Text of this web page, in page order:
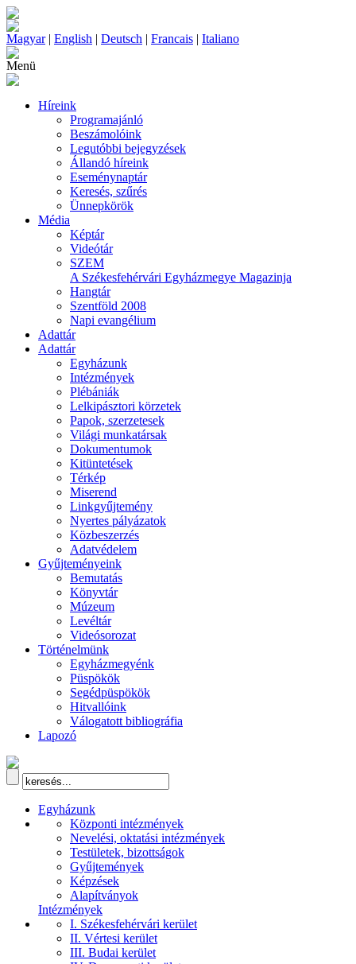
Magyar| English | Deutsch | Francais | Italiano
Menü
Híreink
Programajánló
Beszámolóink
Legutóbbi bejegyzések
Állandó híreink
Eseménynaptár
Keresés, szűrés
Ünnepkörök
Média
Képtár
Videótár
SZEM
A Székesfehérvári Egyházmegye Magazinja
Hangtár
Szentföld 2008
Napi evangélium
Adattár
Adattár
Egyházunk
Intézmények
Plébániák
Lelkipásztori körzetek
Papok, szerzetesek
Világi munkatársak
Dokumentumok
Kitüntetések
Térkép
Miserend
Linkgyűjtemény
Nyertes pályázatok
Közbeszerzés
Adatvédelem
Gyűjteményeink
Bemutatás
Könyvtár
Múzeum
Levéltár
Videósorozat
Történelmünk
Egyházmegyénk
Püspökök
Segédpüspökök
Hitvallóink
Válogatott bibliográfia
Lapozó
Egyházunk
Központi intézmények
Nevelési, oktatási intézmények
Testületek, bizottságok
Gyűjtemények
Képzések
Alapítványok
Intézmények
I. Székesfehérvári kerület
II. Vértesi kerület
III. Budai kerület